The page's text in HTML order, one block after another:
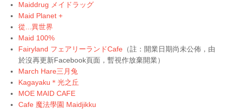
Maiddrug メイドラッグ
Maid Planet +
從...異世界
Maid 100%
Fairyland フェアリーランドCafe （註：開業日期尚未公佈，由
於沒再更新Facebook頁面，暫視作放棄開業）
March Hare三月兔
Kagayaku＊光之丘
MOE MAID CAFE
Cafe 魔法學園 Maidjikku